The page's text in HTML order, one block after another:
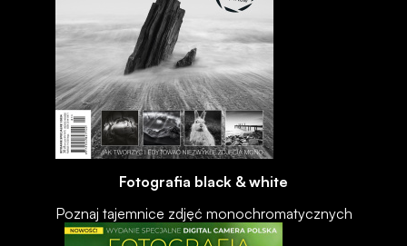
Fotografia black & white
Poznaj tajemnice zdjęć monochromatycznych